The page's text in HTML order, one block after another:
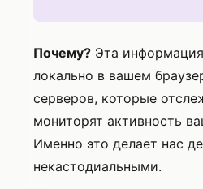
Почему? Эта
локально в вашем
серверов, которые
мониторят активность
Именно это делает нас
некастодиальными.